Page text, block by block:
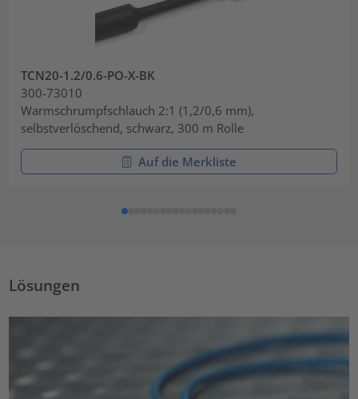
TCN20-1.2/0.6-PO-X-BK
300-73010
Warmschrumpfschlauch 2:1 (1,2/0,6 mm),
selbstverlöschend, schwarz, 300 m Rolle
Auf die Merkliste
Lösungen